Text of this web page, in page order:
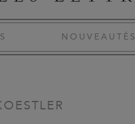
NOUVEAUTÉS